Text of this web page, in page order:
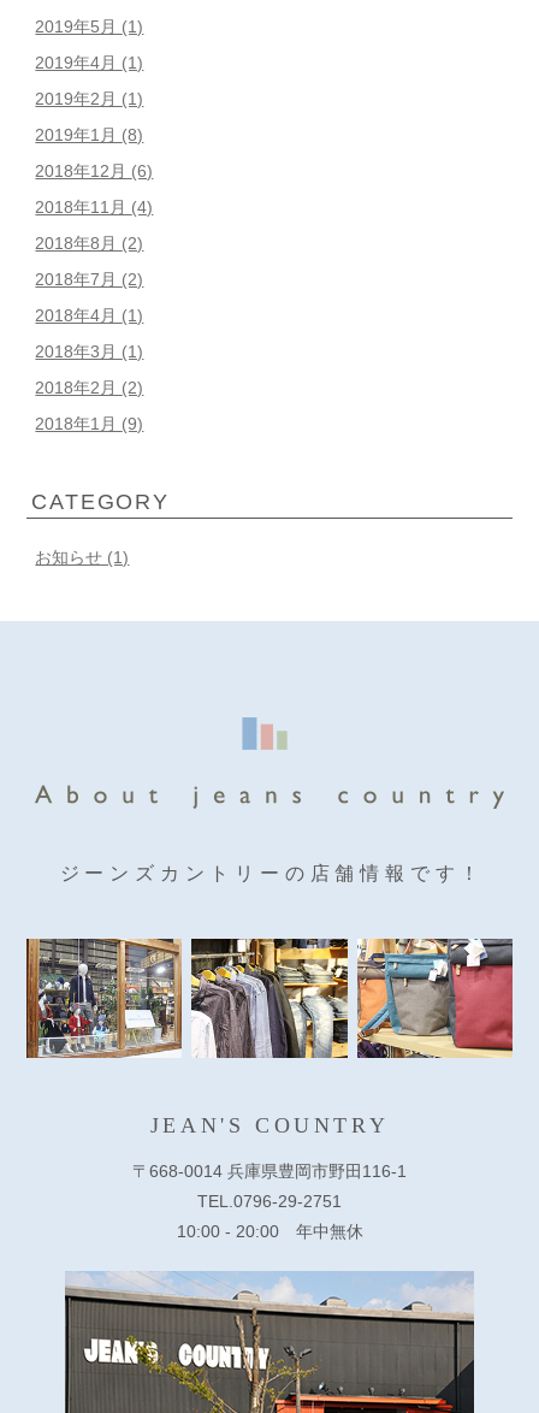
2019年5月 (1)
2019年4月 (1)
2019年2月 (1)
2019年1月 (8)
2018年12月 (6)
2018年11月 (4)
2018年8月 (2)
2018年7月 (2)
2018年4月 (1)
2018年3月 (1)
2018年2月 (2)
2018年1月 (9)
CATEGORY
お知らせ (1)
ジーンズカントリーの店舗情報です！
JEAN'S COUNTRY
〒668-0014 兵庫県豊岡市野田116-1
TEL.0796-29-2751
10:00 - 20:00 年中無休